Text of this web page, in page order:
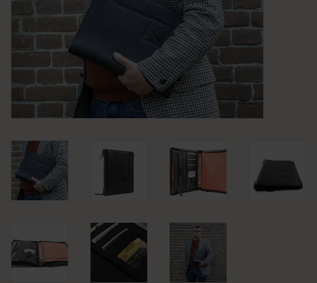
REISTASSEN
DOKTERSTASSEN
KLEDING
SPECIALS
SALE